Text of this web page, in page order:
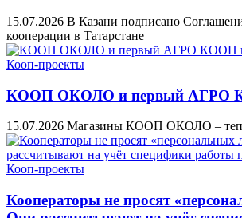
15.07.2026 В Казани подписано
кооперации в Татарстане
Кооп-проекты
КООП ОКОЛО и первый АГРО
15.07.2026 Магазины КООП ОКОЛО –
Кооп-проекты
Кооператоры не просят